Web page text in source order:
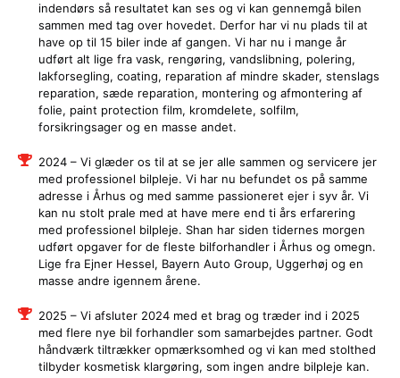
indendørs så resultatet kan ses og vi kan gennemgå bilen
sammen med tag over hovedet. Derfor har vi nu plads til at
have op til 15 biler inde af gangen. Vi har nu i mange år
udført alt lige fra vask, rengøring, vandslibning, polering,
lakforsegling, coating, reparation af mindre skader, stenslags
reparation, sæde reparation, montering og afmontering af
folie, paint protection film, kromdelete, solfilm,
forsikringsager og en masse andet.
2024 – Vi glæder os til at se jer alle sammen og servicere jer
med professionel bilpleje. Vi har nu befundet os på samme
adresse i Århus og med samme passioneret ejer i syv år. Vi
kan nu stolt prale med at have mere end ti års erfarering
med professionel bilpleje. Shan har siden tidernes morgen
udført opgaver for de fleste bilforhandler i Århus og omegn.
Lige fra Ejner Hessel, Bayern Auto Group, Uggerhøj og en
masse andre igennem årene.
2025 – Vi afsluter 2024 med et brag og træder ind i 2025
med flere nye bil forhandler som samarbejdes partner. Godt
håndværk tiltrækker opmærksomhed og vi kan med stolthed
tilbyder kosmetisk klargøring, som ingen andre bilpleje kan.